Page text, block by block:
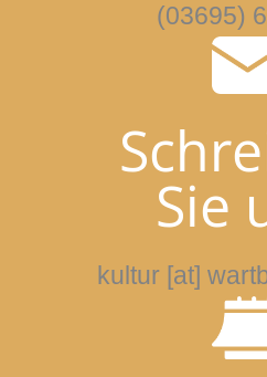
(03695)
Sie
kultur [at]